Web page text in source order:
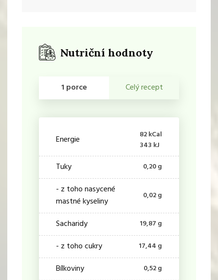
Nutriční hodnoty
1 porce Celý recept
Energie
82 kCal
343 kJ
Tuky 0,20 g
- z toho nasycené
mastné kyseliny
0,02 g
Sacharidy 19,87 g
- z toho cukry 17,44 g
Bílkoviny 0,52 g